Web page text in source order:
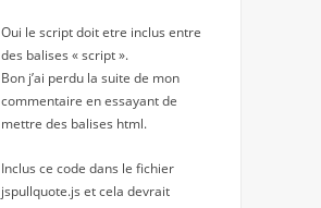
Oui le script doit etre inclus entre
des balises « script ».
Bon j’ai perdu la suite de mon
commentaire en essayant de
mettre des balises html.
Inclus ce code dans le fichier
jspullquote.js et cela devrait